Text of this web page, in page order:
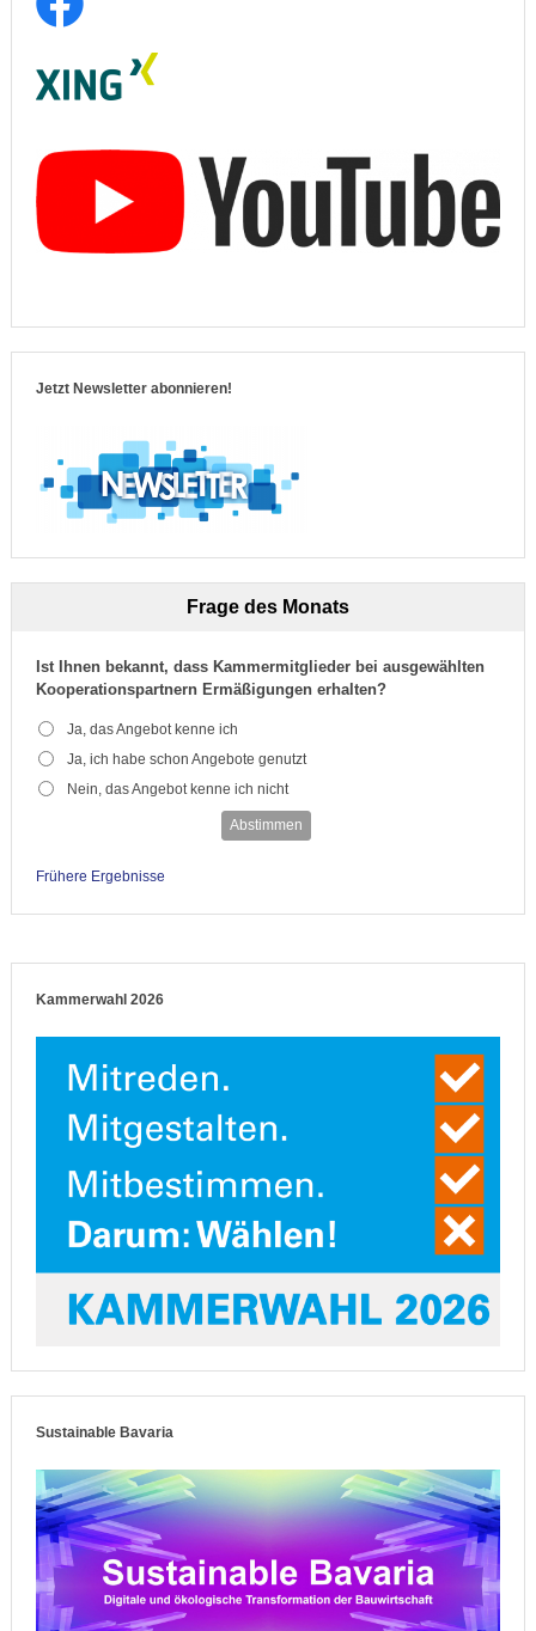
Jetzt Newsletter abonnieren!
Frage des Monats
Ist Ihnen bekannt, dass Kammermitglieder bei ausgewählten
Kooperationspartnern Ermäßigungen erhalten?
Ja, das Angebot kenne ich
Ja, ich habe schon Angebote genutzt
Nein, das Angebot kenne ich nicht
Abstimmen
Frühere Ergebnisse
Kammerwahl 2026
Sustainable Bavaria